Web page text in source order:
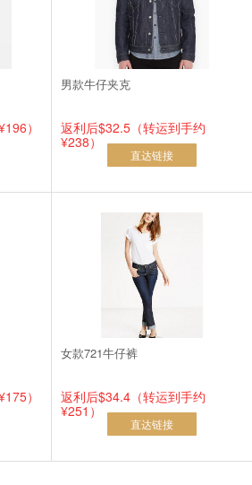
）
男款牛仔夹克
返利后$32.5（转运到手约
¥238）
直达链接
）
女款721牛仔裤
返利后$34.4（转运到手约
¥251）
直达链接